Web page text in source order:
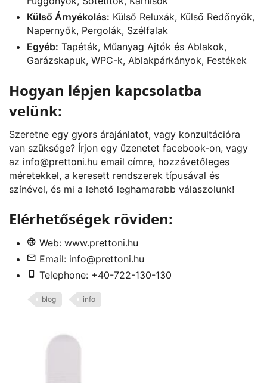
Külső Árnyékolás: Külső Reluxák, Külső Redőnyök,
Napernyők, Pergolák, Szélfalak
Egyéb: Tapéták, Műanyag Ajtók és Ablakok,
Garázskapuk, WPC-k, Ablakpárkányok, Festékek
Hogyan lépjen kapcsolatba
velünk:
Szeretne egy gyors árajánlatot, vagy konzultációra
van szüksége? Írjon egy üzenetet facebook-on, vagy
az info@prettoni.hu email címre, hozzávetőleges
méretekkel, a keresett rendszerek típusával és
színével, és mi a lehető leghamarabb válaszolunk!
Elérhetőségek röviden:
Web: www.prettoni.hu
Email: info@prettoni.hu
Telephone: +40-722-130-130
blog info